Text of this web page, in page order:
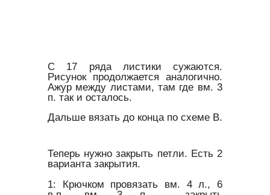
С 17 ряда листики сужаются.
Рисунок продолжается аналогично.
Ажур между листами, там где вм. 3
п. так и осталось.
Дальше вязать до конца по схеме В.
Теперь нужно закрыть петли. Есть 2
варианта закрытия.
1: Крючком провязать вм. 4 л., 6